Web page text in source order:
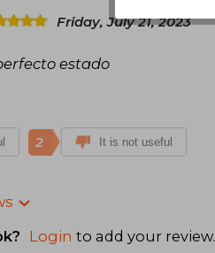
Friday, July 21, 2023
estado
2 It is not useful
Login to add your review.